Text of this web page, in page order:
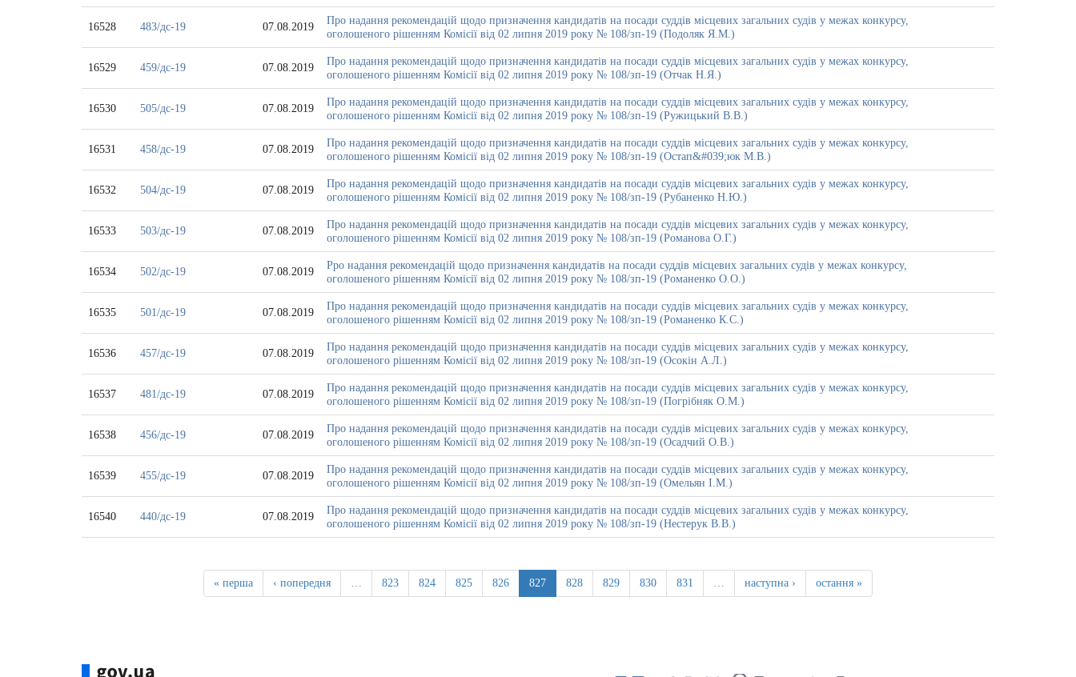
16528 483/дс-19 07.08.2019
Про надання рекомендацій щодо призначення кандидатів на посади суддів місцевих загальних судів у межах конкурсу,
оголошеного рішенням Комісії від 02 липня 2019 року № 108/зп-19 (Подоляк Я.М.)
16529 459/дс-19 07.08.2019
Про надання рекомендацій щодо призначення кандидатів на посади суддів місцевих загальних судів у межах конкурсу,
оголошеного рішенням Комісії від 02 липня 2019 року № 108/зп-19 (Отчак Н.Я.)
16530 505/дс-19 07.08.2019
Про надання рекомендацій щодо призначення кандидатів на посади суддів місцевих загальних судів у межах конкурсу,
оголошеного рішенням Комісії від 02 липня 2019 року № 108/зп-19 (Ружицький В.В.)
16531 458/дс-19 07.08.2019
Про надання рекомендацій щодо призначення кандидатів на посади суддів місцевих загальних судів у межах конкурсу,
оголошеного рішенням Комісії від 02 липня 2019 року № 108/зп-19 (Остап&#039;юк М.В.)
16532 504/дс-19 07.08.2019
Про надання рекомендацій щодо призначення кандидатів на посади суддів місцевих загальних судів у межах конкурсу,
оголошеного рішенням Комісії від 02 липня 2019 року № 108/зп-19 (Рубаненко Н.Ю.)
16533 503/дс-19 07.08.2019
Про надання рекомендацій щодо призначення кандидатів на посади суддів місцевих загальних судів у межах конкурсу,
оголошеного рішенням Комісії від 02 липня 2019 року № 108/зп-19 (Романова О.Г.)
16534 502/дс-19 07.08.2019
Рро надання рекомендацій щодо призначення кандидатів на посади суддів місцевих загальних судів у межах конкурсу,
оголошеного рішенням Комісії від 02 липня 2019 року № 108/зп-19 (Романенко О.О.)
16535 501/дс-19 07.08.2019
Про надання рекомендацій щодо призначення кандидатів на посади суддів місцевих загальних судів у межах конкурсу,
оголошеного рішенням Комісії від 02 липня 2019 року № 108/зп-19 (Романенко К.С.)
16536 457/дс-19 07.08.2019
Про надання рекомендацій щодо призначення кандидатів на посади суддів місцевих загальних судів у межах конкурсу,
оголошеного рішенням Комісії від 02 липня 2019 року № 108/зп-19 (Осокін А.Л.)
16537 481/дс-19 07.08.2019
Про надання рекомендацій щодо призначення кандидатів на посади суддів місцевих загальних судів у межах конкурсу,
оголошеного рішенням Комісії від 02 липня 2019 року № 108/зп-19 (Погрібняк О.М.)
16538 456/дс-19 07.08.2019
Про надання рекомендацій щодо призначення кандидатів на посади суддів місцевих загальних судів у межах конкурсу,
оголошеного рішенням Комісії від 02 липня 2019 року № 108/зп-19 (Осадчий О.В.)
16539 455/дс-19 07.08.2019
Про надання рекомендацій щодо призначення кандидатів на посади суддів місцевих загальних судів у межах конкурсу,
оголошеного рішенням Комісії від 02 липня 2019 року № 108/зп-19 (Омельян І.М.)
16540 440/дс-19 07.08.2019
Про надання рекомендацій щодо призначення кандидатів на посади суддів місцевих загальних судів у межах конкурсу,
оголошеного рішенням Комісії від 02 липня 2019 року № 108/зп-19 (Нестерук В.В.)
« перша ‹ попередня 823 824 825 826 827 828 829 830 831 наступна › остання »